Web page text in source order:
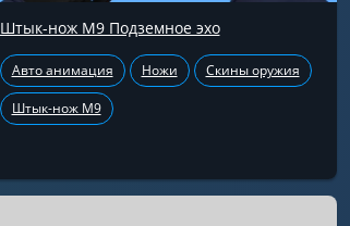
Штык-нож М9 Подземное эхо
Авто анимация Ножи Скины оружия
Штык-нож М9